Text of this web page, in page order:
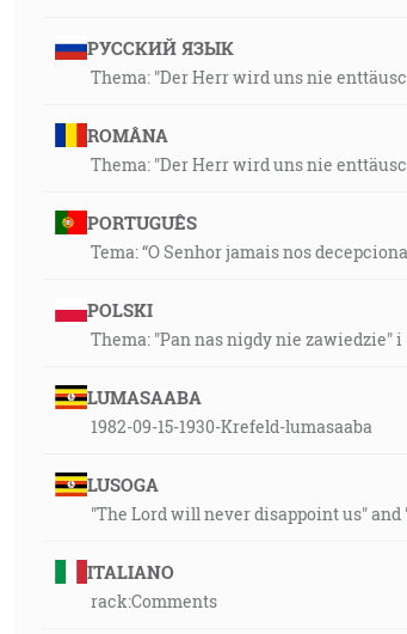
РУССКИЙ ЯЗЫК
Thema: "Der Herr wird uns nie
ROMÂNA
Thema: "Der Herr wird uns nie
PORTUGUÊS
Tema: “O Senhor jamais nos
POLSKI
Thema: "Pan nas nigdy nie zawiedzie"
LUMASAABA
1982-09-15-1930-Krefeld-lumasaaba
LUSOGA
"The Lord will never disappoint us"
ITALIANO
rack:Comments